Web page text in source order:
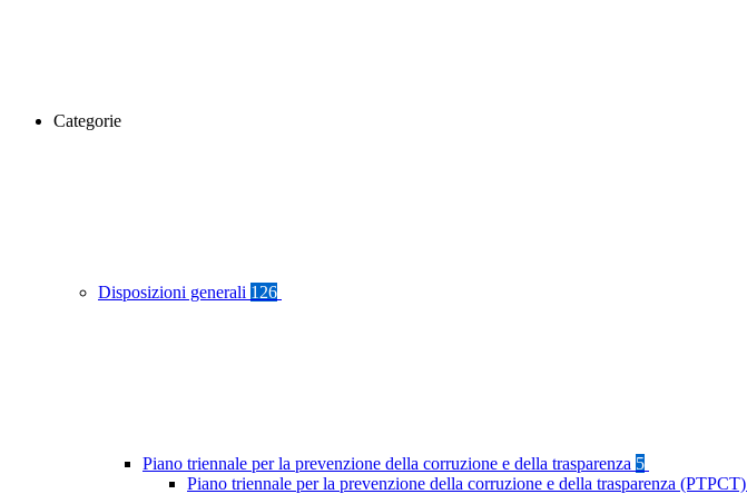
Categorie
Disposizioni generali 126
Piano triennale per la prevenzione della corruzione e della trasparenza 5
Piano triennale per la prevenzione della corruzione e della trasparenza (PTPCT)